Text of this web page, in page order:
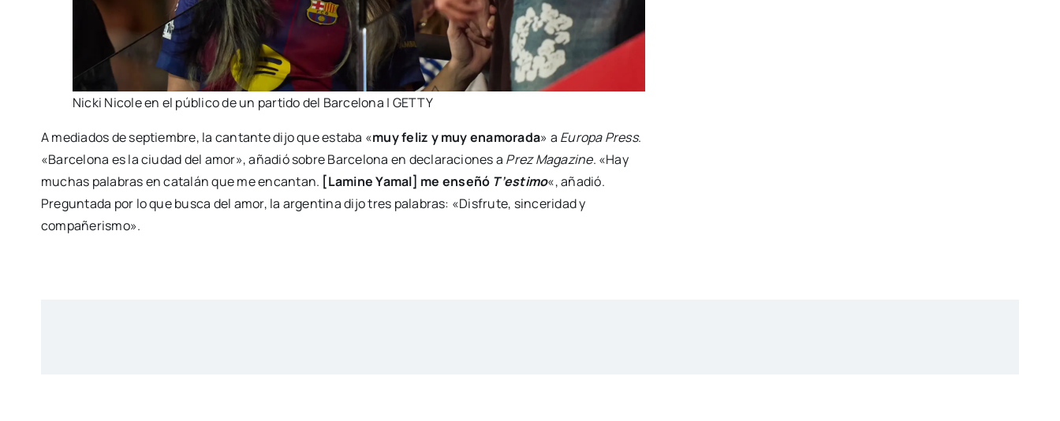
Nicki Nicole en el público de un partido del Barcelona | GETTY
A mediados de septiembre, la cantante dijo que estaba «muy feliz y muy enamorada» a Europa Press.
«Barcelona es la ciudad del amor», añadió sobre Barcelona en declaraciones a Prez Magazine. «Hay
muchas palabras en catalán que me encantan. [Lamine Yamal] me enseñó T’estimo«, añadió.
Preguntada por lo que busca del amor, la argentina dijo tres palabras: «Disfrute, sinceridad y
compañerismo».